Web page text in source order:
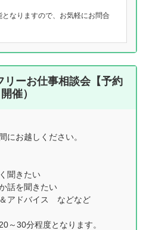
なりますので、お気軽にお問合
ーお仕事相談会【予約
催）
にお越しください。
聞きたい
話を聞きたい
アドバイス などなど
～30分程度となります。